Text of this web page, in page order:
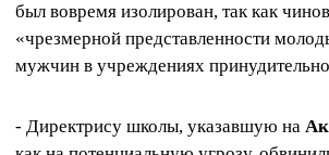
был вовремя изолирован, так как
«чрезмерной представленности
мужчин в учреждениях
- Директрису школы, указавшую на